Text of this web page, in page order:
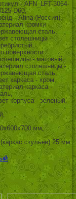
- AFN_LFT-3064-
D60,
- Afina (Россия),
кромки -
сталь,
столешницы -
поверхности
- матовый,
столешницы -
сталь,
каркаса - хром,
каркаса -
корпуса - зеленый,
мм,
стульев) 25 мм